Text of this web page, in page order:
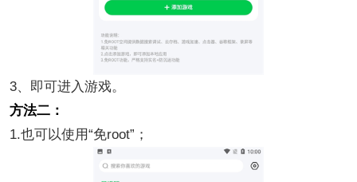
3、即可进入游戏。
方法二：
1.也可以使用“免root”；